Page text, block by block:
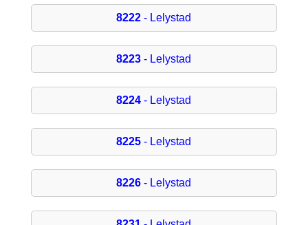
8222 - Lelystad
8223 - Lelystad
8224 - Lelystad
8225 - Lelystad
8226 - Lelystad